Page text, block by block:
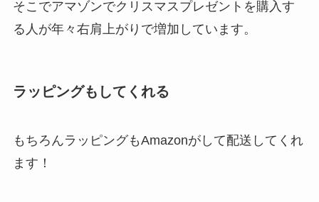
そこでアマゾンでクリスマスプレゼントを購入す
る人が年々右肩上がりで増加しています。
ラッピングもしてくれる
もちろんラッピングもAmazonがして配送してくれ
ます！